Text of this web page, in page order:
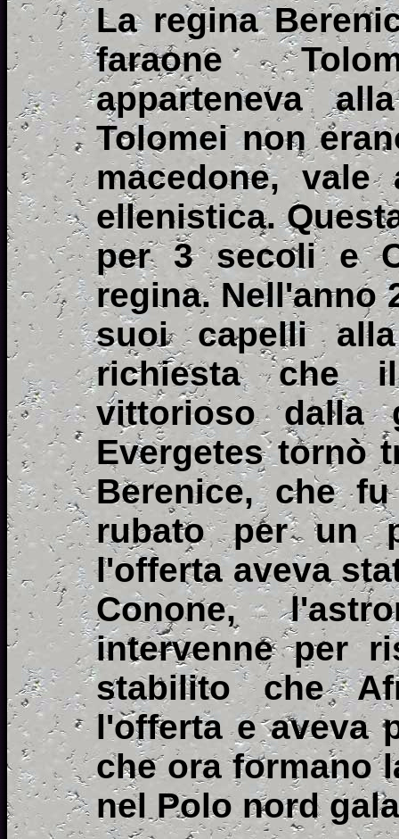
La regina
faraone
apparteneva
Tolomei non
macedone,
ellenistica.
per 3 secoli e
regina. Nell'anno
suoi capelli
richiesta che
vittorioso dalla
Evergetes tornò
Berenice, che
rubato per un
l'offerta aveva
Conone,
intervenne per
stabilito che
l'offerta e aveva
che ora formano
nel Polo nord